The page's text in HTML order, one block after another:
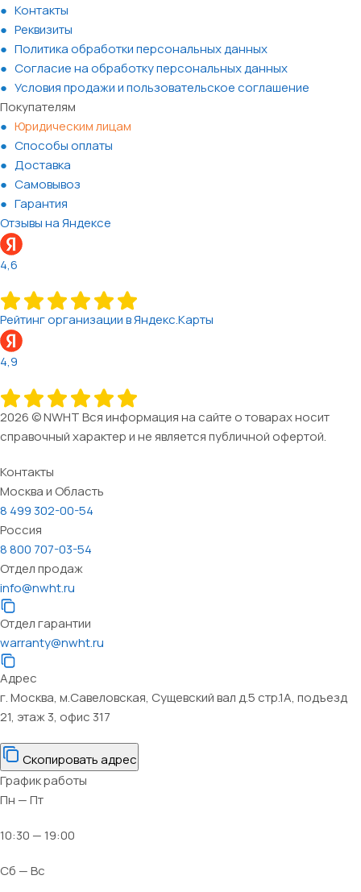
Контакты
Реквизиты
Политика обработки персональных данных
Согласие на обработку персональных данных
Условия продажи и пользовательское соглашение
Покупателям
Юридическим лицам
Способы оплаты
Доставка
Самовывоз
Гарантия
Отзывы на Яндексе
4,6
Рейтинг организации в Яндекс.Карты
4,9
2026 © NWHT Вся информация на сайте о товарах носит
справочный характер и не является публичной офертой.
Контакты
Москва и Область
8 499 302-00-54
Россия
8 800 707-03-54
Отдел продаж
info@nwht.ru
Отдел гарантии
warranty@nwht.ru
Адрес
г. Москва, м.Савеловская, Сущевский вал д.5 стр.1А, подъезд
21, этаж 3, офис 317
Скопировать адрес
График работы
Пн — Пт
10:30 — 19:00
Сб — Вс